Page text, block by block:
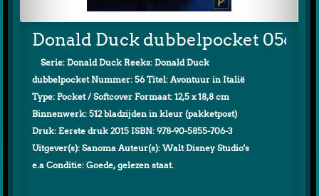
Donald Duck dubbelpocket 056
Serie: Donald Duck Reeks: Donald Duck
dubbelpocket Nummer: 56 Titel: Avontuur in Italië
Type: Pocket / Softcover Formaat: 12,5 x 18,8 cm
Binnenwerk: 512 bladzijden in kleur (pakketpost)
Druk: Eerste druk 2015 ISBN: 978-90-5855-706-3
Uitgever(s): Sanoma Auteur(s): Walt Disney Studio's
e.a Conditie: Goede, gelezen staat.